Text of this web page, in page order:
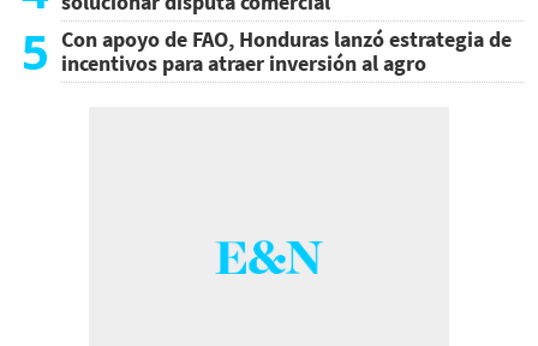
5 Con apoyo de FAO, Honduras lanzó estrategia de
incentivos para atraer inversión al agro